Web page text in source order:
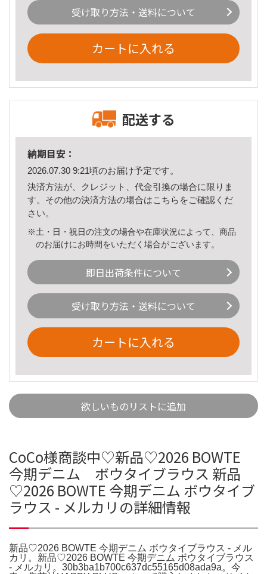
受け取り方法・送料について
カートに入れる
配送する
納期目安：
2026.07.30 9:21頃のお届け予定です。
決済方法が、クレジット、代金引換の場合に限りま
す。その他の決済方法の場合はこちら をご確認くだ
さい。
※土・日・祝日の注文の場合や在庫状況によって、商品
のお届けにお時間をいただく場合がございます。
即日出荷条件について
受け取り方法・送料について
カートに入れる
欲しいものリストに追加
CoCo様商談中♡新品♡2026 BOWTE
今期デニム ボウタイブラウス 新品
♡2026 BOWTE 今期デニム ボウタイブ
ラウス - メルカリの詳細情報
新品♡2026 BOWTE 今期デニム ボウタイブラウス - メル
カリ。新品♡2026 BOWTE 今期デニム ボウタイブラウス
- メルカリ。30b3ba1b700c637dc55165d08ada9a。今